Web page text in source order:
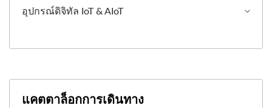
อุปกรณ์ดิจิทัล IoT & AIoT
แคตตาล็อกการเดินทาง